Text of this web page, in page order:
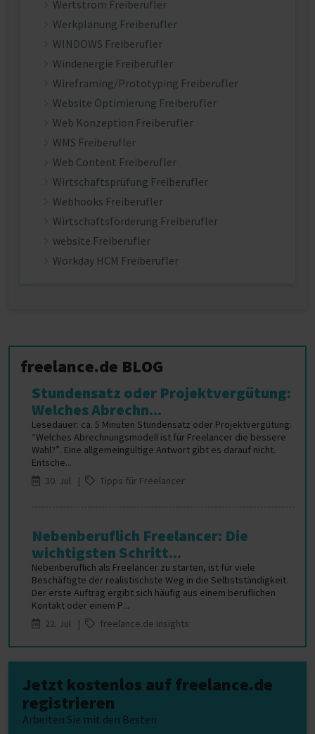
Wertstrom Freiberufler
Werkplanung Freiberufler
WINDOWS Freiberufler
Windenergie Freiberufler
Wireframing/Prototyping Freiberufler
Website Optimierung Freiberufler
Web Konzeption Freiberufler
WMS Freiberufler
Web Content Freiberufler
Wirtschaftsprüfung Freiberufler
Webhooks Freiberufler
Wirtschaftsförderung Freiberufler
website Freiberufler
Workday HCM Freiberufler
freelance.de BLOG
Stundensatz oder Projektvergütung:
Welches Abrechn...
Lesedauer: ca. 5 Minuten Stundensatz oder Projektvergütung:
“Welches Abrechnungsmodell ist für Freelancer die bessere
Wahl?”. Eine allgemeingültige Antwort gibt es darauf nicht.
Entsche...
30. Jul |
Tipps für Freelancer
Nebenberuflich Freelancer: Die
wichtigsten Schritt...
Nebenberuflich als Freelancer zu starten, ist für viele
Beschäftigte der realistischste Weg in die Selbstständigkeit.
Der erste Auftrag ergibt sich häufig aus einem beruflichen
Kontakt oder einem P...
22. Jul |
freelance.de Insights
Jetzt kostenlos auf freelance.de
registrieren
Arbeiten Sie mit den Besten